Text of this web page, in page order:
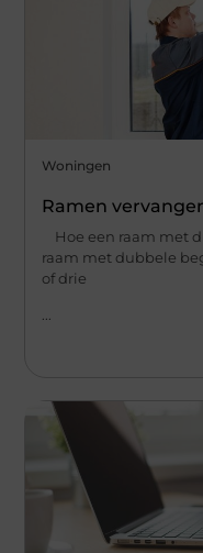
Woningen
Ramen
Hoe een raam met
raam met dubbele
of drie